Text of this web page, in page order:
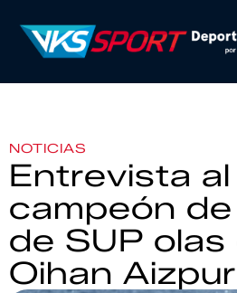
NOTICIAS
Entrevista al
campeón
de SUP
Oihan